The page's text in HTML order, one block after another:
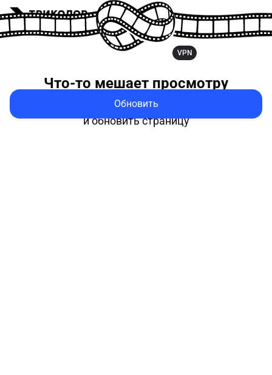
VPN
Что-то мешает просмотру
Попробуйте выключить VPN
и обновить страницу
Обновить